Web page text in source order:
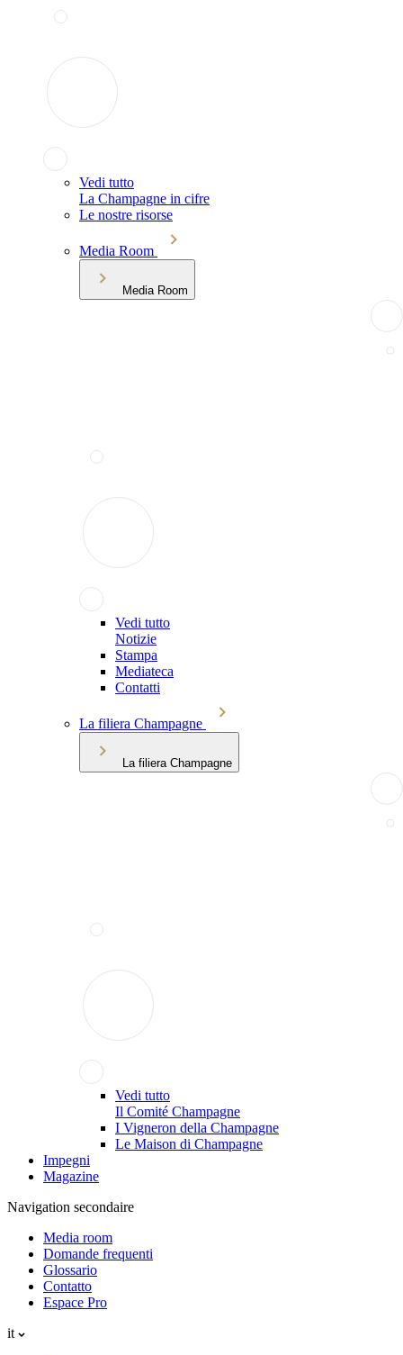
Vedi tutto
La Champagne in cifre
Le nostre risorse
Media Room
Media Room
Vedi tutto
Notizie
Stampa
Mediateca
Contatti
La filiera Champagne
La filiera Champagne
Vedi tutto
Il Comité Champagne
I Vigneron della Champagne
Le Maison di Champagne
Impegni
Magazine
Navigation secondaire
Media room
Domande frequenti
Glossario
Contatto
Espace Pro
it